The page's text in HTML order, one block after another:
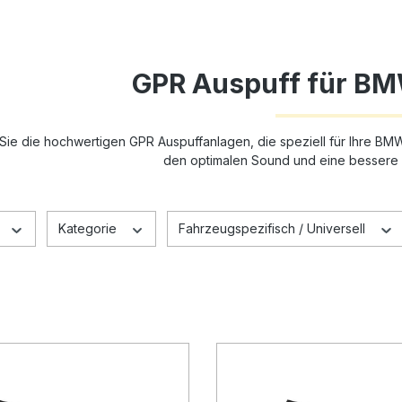
GPR Auspuff für
die hochwertigen GPR Auspuffanlagen, die speziell für Ihre
den optimalen Sound und eine
Kategorie Fahrzeugspezifisch / Universell